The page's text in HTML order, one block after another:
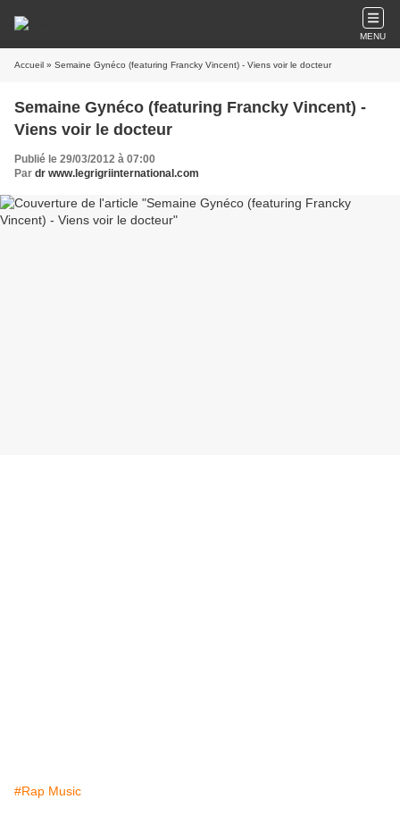
MENU
Accueil » Semaine Gynéco (featuring Francky Vincent) - Viens voir le docteur
Semaine Gynéco (featuring Francky Vincent) -
Viens voir le docteur
Publié le 29/03/2012 à 07:00
Par dr www.legrigriinternational.com
#Rap Music